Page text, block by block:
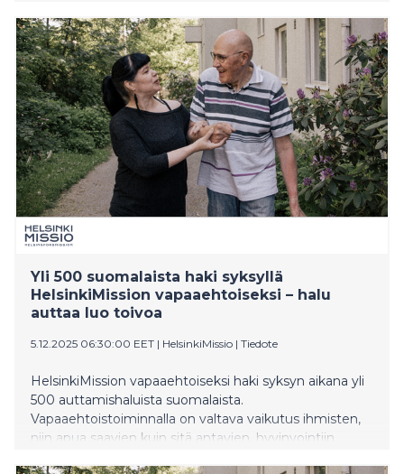
Yli 500 suomalaista haki syksyllä
HelsinkiMission vapaaehtoiseksi – halu
auttaa luo toivoa
5.12.2025 06:30:00 EET | HelsinkiMissio | Tiedote
HelsinkiMission vapaaehtoiseksi haki syksyn aikana yli
500 auttamishaluista suomalaista.
Vapaaehtoistoiminnalla on valtava vaikutus ihmisten,
niin apua saavien kuin sitä antavien, hyvinvointiin.